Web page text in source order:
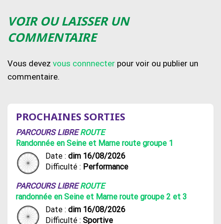
VOIR OU LAISSER UN
COMMENTAIRE
Vous devez vous connnecter pour voir ou publier un
commentaire.
PROCHAINES SORTIES
PARCOURS LIBREROUTE
Randonnée en Seine et Marne route groupe 1
Date : dim 16/08/2026
Difficulté : Performance
PARCOURS LIBREROUTE
randonnée en Seine et Marne route groupe 2 et 3
Date : dim 16/08/2026
Difficulté : Sportive